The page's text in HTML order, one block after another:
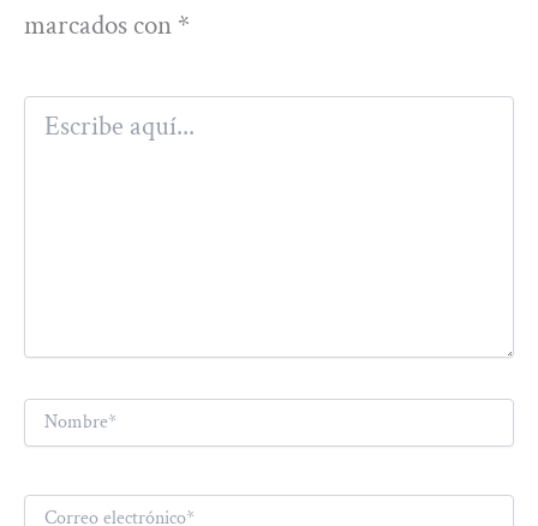
marcados con *
Escribe
aquí...
Nombre*
Correo